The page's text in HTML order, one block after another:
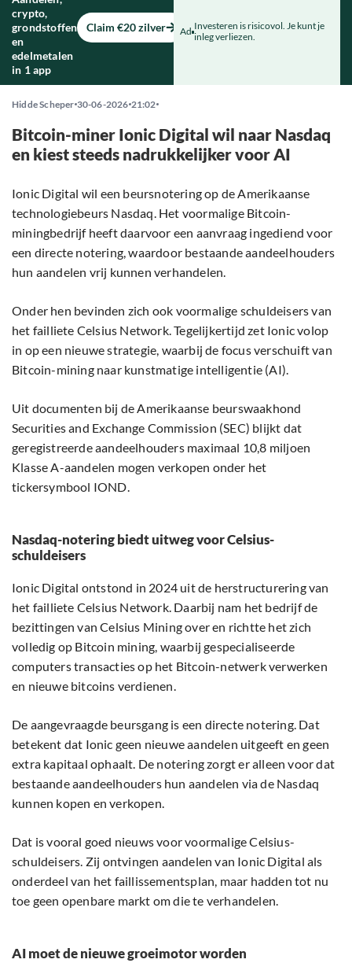
crypto,
grondstoffen
en
edelmetalen
in 1 app
Claim €20 zilver Ad Investeren is risicovol. Je kunt je
inleg verliezen.
Hidde Scheper 30-06-2026 21:02
Bitcoin-miner Ionic Digital wil naar Nasdaq
en kiest steeds nadrukkelijker voor AI
Ionic Digital wil een beursnotering op de Amerikaanse
technologiebeurs Nasdaq. Het voormalige Bitcoin-
miningbedrijf heeft daarvoor een aanvraag ingediend voor
een directe notering, waardoor bestaande aandeelhouders
hun aandelen vrij kunnen verhandelen.
Onder hen bevinden zich ook voormalige schuldeisers van
het failliete Celsius Network. Tegelijkertijd zet Ionic volop
in op een nieuwe strategie, waarbij de focus verschuift van
Bitcoin-mining naar kunstmatige intelligentie (AI).
Uit documenten bij de Amerikaanse beurswaakhond
Securities and Exchange Commission (SEC) blijkt dat
geregistreerde aandeelhouders maximaal 10,8 miljoen
Klasse A-aandelen mogen verkopen onder het
tickersymbool IOND.
Nasdaq-notering biedt uitweg voor Celsius-
schuldeisers
Ionic Digital ontstond in 2024 uit de herstructurering van
het failliete Celsius Network. Daarbij nam het bedrijf de
bezittingen van Celsius Mining over en richtte het zich
volledig op Bitcoin mining, waarbij gespecialiseerde
computers transacties op het Bitcoin-netwerk verwerken
en nieuwe bitcoins verdienen.
De aangevraagde beursgang is een directe notering. Dat
betekent dat Ionic geen nieuwe aandelen uitgeeft en geen
extra kapitaal ophaalt. De notering zorgt er alleen voor dat
bestaande aandeelhouders hun aandelen via de Nasdaq
kunnen kopen en verkopen.
Dat is vooral goed nieuws voor voormalige Celsius-
schuldeisers. Zij ontvingen aandelen van Ionic Digital als
onderdeel van het faillissementsplan, maar hadden tot nu
toe geen openbare markt om die te verhandelen.
AI moet de nieuwe groeimotor worden